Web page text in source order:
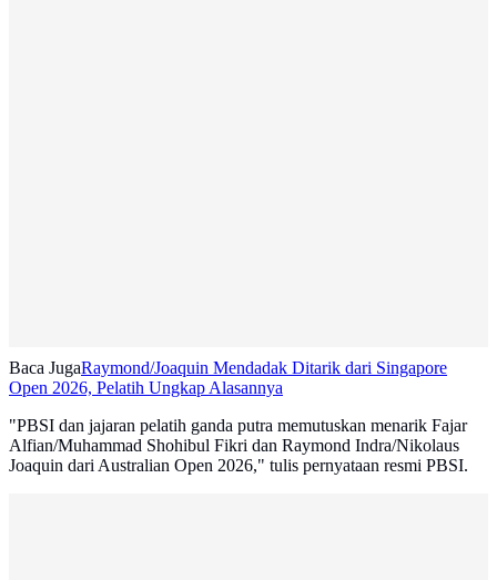
Baca JugaRaymond/Joaquin Mendadak Ditarik dari Singapore
Open 2026, Pelatih Ungkap Alasannya
"PBSI dan jajaran pelatih ganda putra memutuskan menarik Fajar
Alfian/Muhammad Shohibul Fikri dan Raymond Indra/Nikolaus
Joaquin dari Australian Open 2026," tulis pernyataan resmi PBSI.